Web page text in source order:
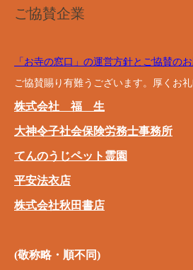
ご協賛企業
「お寺の窓口」の運営方針とご協賛の
ご協賛賜り有難うございます。厚くお礼
株式会社 福 生
大神令子社会保険労務士事務所
てんのうじペット霊園
平安法衣店
株式会社秋田書店
(敬称略・順不同)